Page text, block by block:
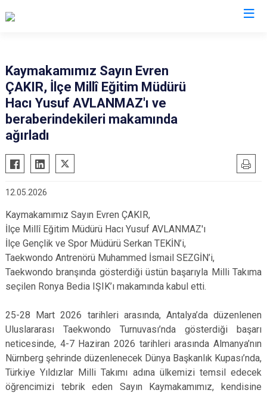
Dargeçit
Derik
Kızıltepe
Midyat
Nusaybin
Kaymakamımız Sayın Evren
ÇAKIR, İlçe Millî Eğitim Müdürü
Hacı Yusuf AVLANMAZ'ı ve
beraberindekileri makamında
ağırladı
12.05.2026
Kaymakamımız Sayın Evren ÇAKIR,
İlçe Millî Eğitim Müdürü Hacı Yusuf AVLANMAZ'ı
İlçe Gençlik ve Spor Müdürü Serkan TEKİN’i,
Taekwondo Antrenörü Muhammed İsmail SEZGİN’i,
Taekwondo branşında gösterdiği üstün başarıyla Milli Takıma
seçilen Ronya Bedia IŞIK’ı makamında kabul etti.
25-28 Mart 2026 tarihleri arasında, Antalya’da düzenlenen
Uluslararası Taekwondo Turnuvası’nda gösterdiği başarı
neticesinde, 4-7 Haziran 2026 tarihleri arasında Almanya’nın
Nürnberg şehrinde düzenlenecek Dünya Başkanlık Kupası’nda,
Türkiye Yıldızlar Milli Takımı adına ülkemizi temsil edecek
öğrencimizi tebrik eden Sayın Kaymakamımız, kendisine